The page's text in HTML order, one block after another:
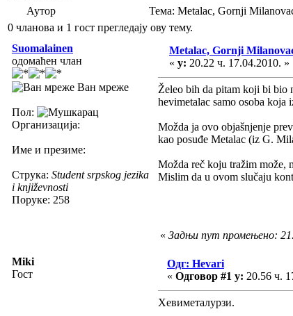
Аутор
Тема: Metalac, Gornji
0 чланова и 1 гост прегледају ову тему.
Suomalainen
одомаћен члан
Ван мреже
Пол:
Организација:
Име и презиме:
Струка: Student srpskog jezika
i književnosti
Поруке: 258
Metalac, Gornji
« у: 20.22 ч. 17.04.2010. »
Želeo bih da pitam koji bi bio
hevimetalac samo osoba
Možda ja ovo objašnjenje
kao posuđe Metalac (iz G.
Možda reč koju tražim može,
Mislim da u ovom slučaju
« Задњи пут промењено:
Miki
Гост
Одг: Hevari
« Одговор #1 у: 20.56 ч.
Хевиметалурзи.